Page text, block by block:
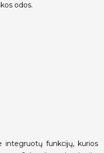
odos.
integruotų funkcijų, kurios